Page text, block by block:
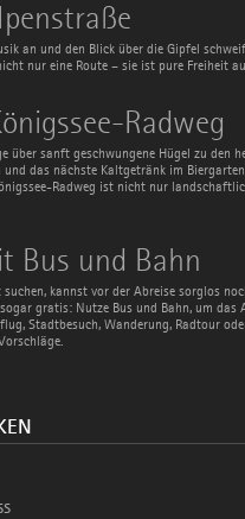
an und den Blick über die Gipfel
nur eine Route – sie ist pure Freiheit
Radweg
über sanft geschwungene Hügel zu den
und das nächste Kaltgetränk im
Radweg ist nicht nur
Bus und Bahn
kannst vor der Abreise sorglos
gratis: Nutze Bus und Bahn, um das
Stadtbesuch, Wanderung, Radtour